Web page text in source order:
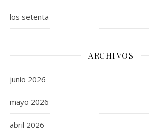
los setenta
ARCHIVOS
junio 2026
mayo 2026
abril 2026